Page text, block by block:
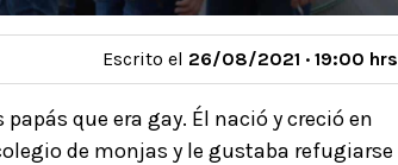
Escrito el 26/08/2021 · 19:00 hrs
que era gay. Él nació y creció en
de monjas y le gustaba refugiarse